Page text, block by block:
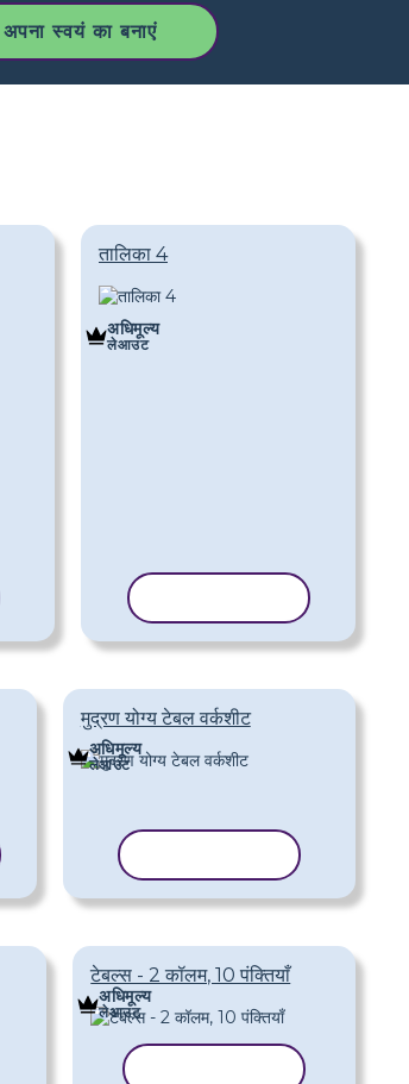
अपना स्वयं का बनाएं
तालिका 4
अधिमूल्य
लेआउट
मुद्रण योग्य टेबल वर्कशीट
अधिमूल्य
लेआउट
टेबल्स - 2 कॉलम, 10 पंक्तियाँ
अधिमूल्य
लेआउट